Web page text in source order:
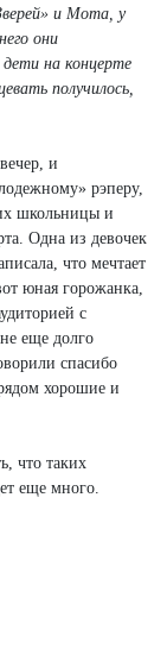
и Мота, у
они
на концерте
получилось,
и
рэперу,
школьницы и
Одна из девочек
что мечтает
юная горожанка,
с
еще долго
спасибо
хорошие и
что таких
еще много.